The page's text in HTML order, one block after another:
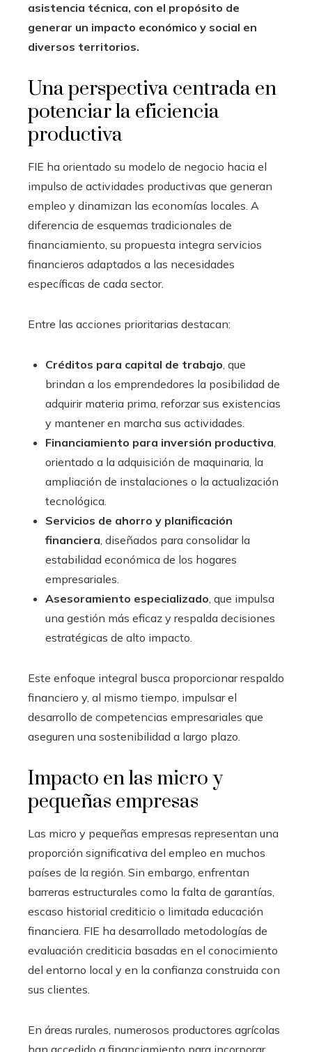
asistencia técnica, con el propósito de
generar un impacto económico y social en
diversos territorios.
Una perspectiva centrada en
potenciar la eficiencia
productiva
FIE ha orientado su modelo de negocio hacia el
impulso de actividades productivas que generan
empleo y dinamizan las economías locales. A
diferencia de esquemas tradicionales de
financiamiento, su propuesta integra servicios
financieros adaptados a las necesidades
específicas de cada sector.
Entre las acciones prioritarias destacan:
Créditos para capital de trabajo, que
brindan a los emprendedores la posibilidad de
adquirir materia prima, reforzar sus existencias
y mantener en marcha sus actividades.
Financiamiento para inversión productiva,
orientado a la adquisición de maquinaria, la
ampliación de instalaciones o la actualización
tecnológica.
Servicios de ahorro y planificación
financiera, diseñados para consolidar la
estabilidad económica de los hogares
empresariales.
Asesoramiento especializado, que impulsa
una gestión más eficaz y respalda decisiones
estratégicas de alto impacto.
Este enfoque integral busca proporcionar respaldo
financiero y, al mismo tiempo, impulsar el
desarrollo de competencias empresariales que
aseguren una sostenibilidad a largo plazo.
Impacto en las micro y
pequeñas empresas
Las micro y pequeñas empresas representan una
proporción significativa del empleo en muchos
países de la región. Sin embargo, enfrentan
barreras estructurales como la falta de garantías,
escaso historial crediticio o limitada educación
financiera. FIE ha desarrollado metodologías de
evaluación crediticia basadas en el conocimiento
del entorno local y en la confianza construida con
sus clientes.
En áreas rurales, numerosos productores agrícolas